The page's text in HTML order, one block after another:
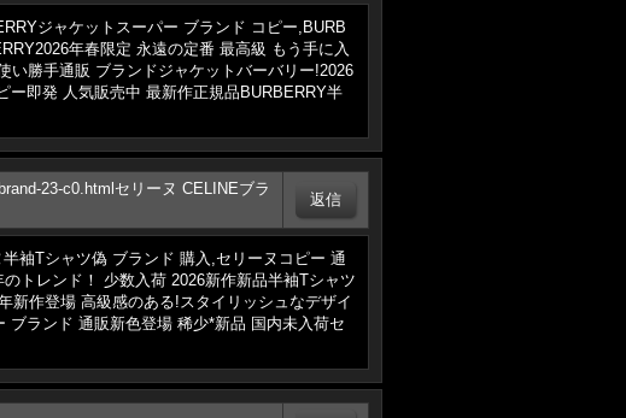
ジャケットスーパー ブランド コピー,BURB
年春限定 永遠の定番 最高級 もう手に入
勝手通販 ブランドジャケットバーバリー!2026
即発 人気販売中 最新作正規品BURBERRY半
23-c0.htmlセリーヌ CELINEブラ
袖Tシャツ偽 ブランド 購入,セリーヌコピー 通
トレンド！ 少数入荷 2026新作新品半袖Tシャツ
新作登場 高級感のある!スタイリッシュなデザイ
ランド 通販新色登場 稀少*新品 国内未入荷セ